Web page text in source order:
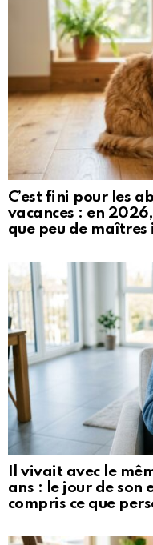
C’est fini pour les
vacances : en
que peu de
Il vivait avec le
ans : le jour de son
compris ce que